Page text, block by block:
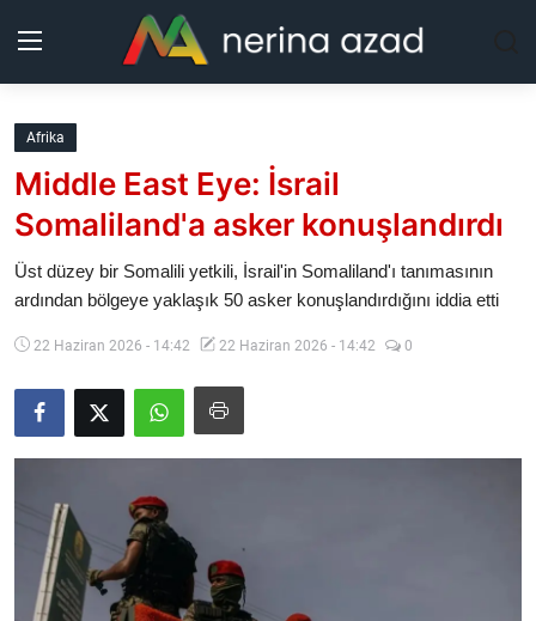
Kurdistan
Bölgeler
Güncel
Makaleler
Video
Yazarlar
Afrika
Middle East Eye: İsrail
Somaliland'a asker konuşlandırdı
Üst düzey bir Somalili yetkili, İsrail'in Somaliland'ı tanımasının
ardından bölgeye yaklaşık 50 asker konuşlandırdığını iddia etti
22 Haziran 2026 - 14:42 22 Haziran 2026 - 14:42 0